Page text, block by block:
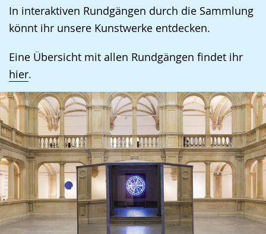
In interaktiven Rundgängen durch die Sammlung
könnt ihr unsere Kunstwerke entdecken.
Eine Übersicht mit allen Rundgängen findet ihr
hier.
Gebärdensprache
wird
angezeigt.